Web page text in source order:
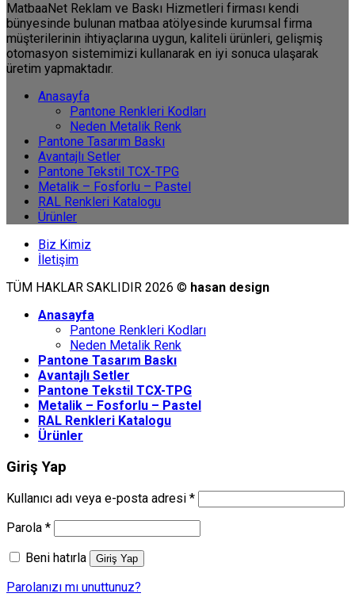
MatbaaNet Reklam ve Baskı Hizmetleri firması kendi
bünyesinde bulunan matbaa atölyesinde kurumsal firma
müşterilerinin ihtiyaçlarına uygun, kaliteli ürünleri, gelişmiş
otomasyon sistemimizi kullanarak en iyi sonuca ulaşarak
üretim yapmaktadır.
Anasayfa
Pantone Renkleri Kodları
Neden Metalik Renk
Pantone Tasarım Baskı
Avantajlı Setler
Pantone Tekstil TCX-TPG
Metalik – Fosforlu – Pastel
RAL Renkleri Katalogu
Ürünler
Biz Kimiz
İletişim
TÜM HAKLAR SAKLIDIR 2026 © hasan design
Anasayfa
Pantone Renkleri Kodları
Neden Metalik Renk
Pantone Tasarım Baskı
Avantajlı Setler
Pantone Tekstil TCX-TPG
Metalik – Fosforlu – Pastel
RAL Renkleri Katalogu
Ürünler
Giriş Yap
Kullanıcı adı veya e-posta adresi *
Parola *
Beni hatırla
Giriş Yap
Parolanızı mı unuttunuz?